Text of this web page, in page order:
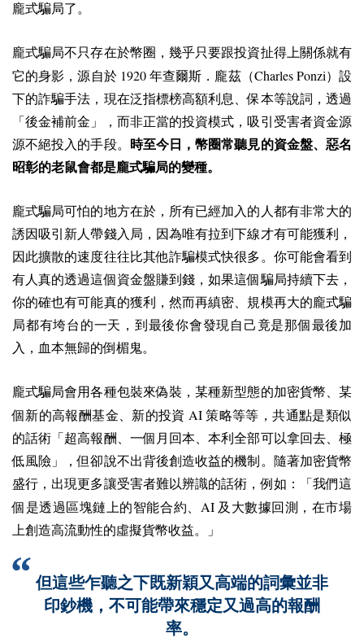
龐式騙局了。
龐式騙局不只存在於幣圈，幾乎只要跟投資扯得上關係就有
它的身影，源自於 1920年查爾斯．龐茲（Charles Ponzi）設
下的詐騙手法，現在泛指標榜高額利息、保本等說詞，透過
「後金補前金」，而非正當的投資模式，吸引受害者資金源
源不絕投入的手段。
時至今日，幣圈常聽見的資金盤、惡名
昭彰的老鼠會都是龐式騙局的變種。
龐式騙局可怕的地方在於，所有已經加入的人都有非常大的
誘因吸引新人帶錢入局，因為唯有拉到下線才有可能獲利，
因此擴散的速度往往比其他詐騙模式快很多。你可能會看到
有人真的透過這個資金盤賺到錢，如果這個騙局持續下去，
你的確也有可能真的獲利，然而再縝密、規模再大的龐式騙
局都有垮台的一天，到最後你會發現自己竟是那個最後加
入，血本無歸的倒楣鬼。
龐式騙局會用各種包裝來偽裝，某種新型態的加密貨幣、某
個新的高報酬基金、新的投資 AI 策略等等，共通點是類似
的話術「超高報酬、一個月回本、本利全部可以拿回去、極
低風險」，但卻說不出背後創造收益的機制。隨著加密貨幣
盛行，出現更多讓受害者難以辨識的話術，例如：「我們這
個是透過區塊鏈上的智能合約、 AI及大數據回測，在市場
上創造高流動性的虛擬貨幣收益。」
但這些乍聽之下既新穎又高端的詞彙並非
印鈔機，不可能帶來穩定又過高的報酬
率。